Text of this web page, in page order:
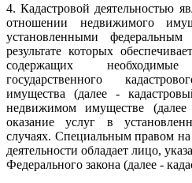
4. Кадастровой деятельностью
отношении недвижимого
установленными
результате которых
содержащих
государственного
имущества (далее -
недвижимом имуществе
оказание услуг в
случаях. Специальным правом на
деятельности обладает лицо,
Федерального закона (далее -